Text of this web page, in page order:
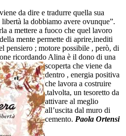
da dire e tradurre quella sua
la dobbiamo avere ovunque”.
a mettere a fuoco che quel lavoro
mente permette di aprire,inediti
pensiero ; motore possibile , però, di
ricordando Alina è il dono di una
scoperta che viene da
dentro , energia positiva
che lavora a costruire
,talvolta, un tesoretto da
attivare al meglio
all’uscita dal muro di
cemento. Paola Ortensi